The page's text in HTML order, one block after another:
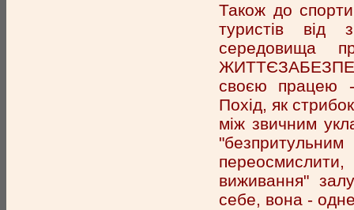
Також до
туристів від
середовища
своєю працею -
Похід, як
між звичним
виживання"
себе, вона -